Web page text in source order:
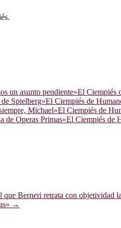
El Ciempiés
El Ciempiés de
El Ciempiés de
El Ciempiés de
Berneri retrata con objetividad
→